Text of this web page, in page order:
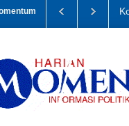
DLH Divonis 5 Tahun